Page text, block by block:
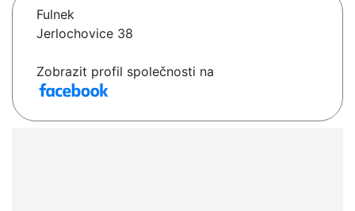
Fulnek
Jerlochovice 38
Zobrazit profil společnosti na